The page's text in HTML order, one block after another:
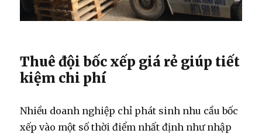
Thuê đội bốc xếp giá rẻ giúp tiết
kiệm chi phí
Nhiều doanh nghiệp chỉ phát sinh nhu cầu bốc
xếp vào một số thời điểm nhất định như nhập